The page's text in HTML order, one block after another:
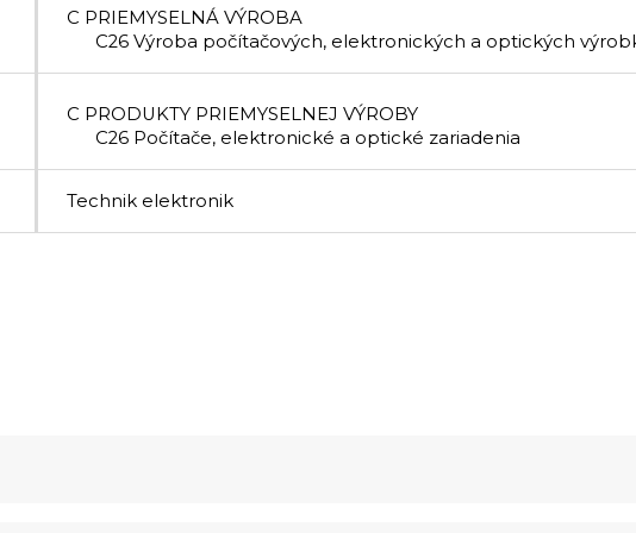
C PRIEMYSELNÁ VÝROBA
C26 Výroba počítačových, elektronických a optických
C PRODUKTY PRIEMYSELNEJ VÝROBY
C26 Počítače, elektronické a optické zariadenia
Technik elektronik